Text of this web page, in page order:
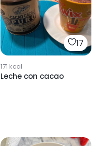
17
171 kcal
Leche con cacao